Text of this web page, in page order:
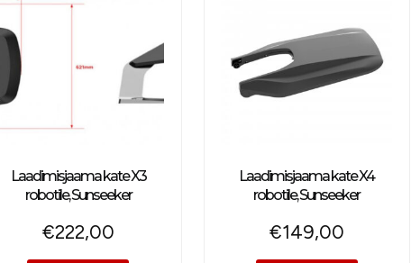
Laadimisjaama kate X3
robotile, Sunseeker
€222,00
Laadimisjaama kate X4
robotile, Sunseeker
€149,00